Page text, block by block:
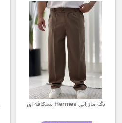
بگ مازراتی Hermes نسکافه ای